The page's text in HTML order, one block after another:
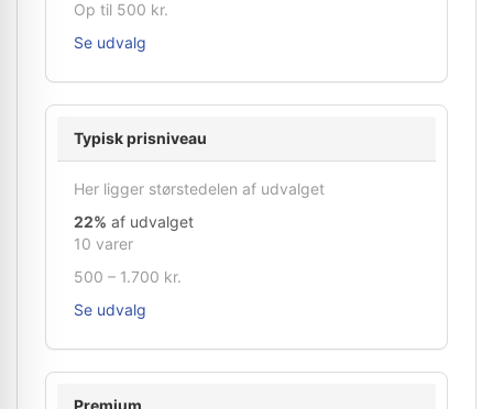
Op til 500 kr.
Se udvalg
Typisk prisniveau
Her ligger størstedelen af udvalget
22% af udvalget
10 varer
500 – 1.700 kr.
Se udvalg
Premium